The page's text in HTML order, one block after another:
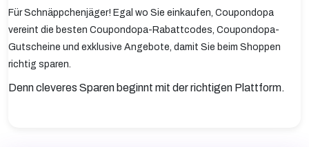
Für Schnäppchenjäger! Egal wo Sie einkaufen, Coupondopa
vereint die besten Coupondopa-Rabattcodes, Coupondopa-
Gutscheine und exklusive Angebote, damit Sie beim Shoppen
richtig sparen.
Denn cleveres Sparen beginnt mit der richtigen Plattform.